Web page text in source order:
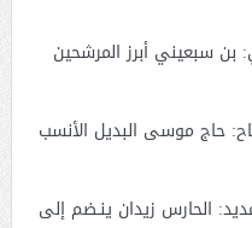
بن سبعيني أبرز المرشحين
حاج موسى البديل الأنسب
الحارس زيدان ينـضم إلى